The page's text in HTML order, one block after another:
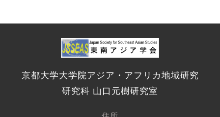
京都大学大学院アジア・アフリカ地域研究
研究科 山口元樹研究室